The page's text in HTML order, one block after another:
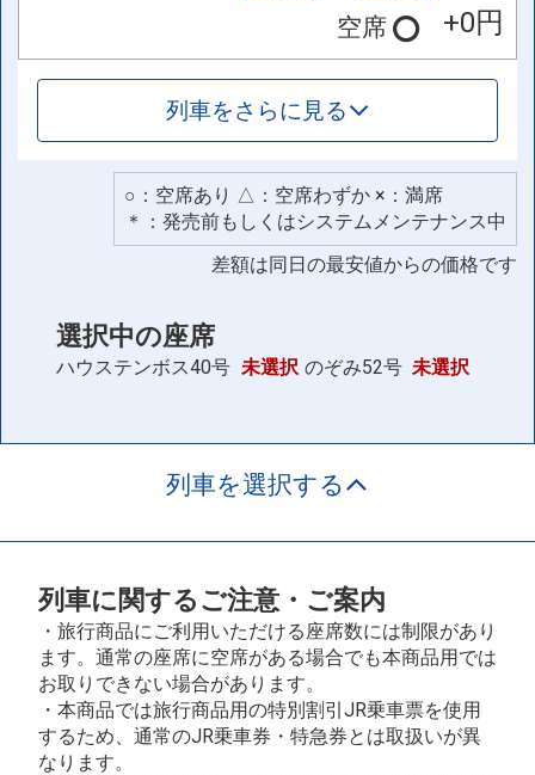
空席
+0円
列車をさらに見る
○：空席あり △：空席わずか ×：満席
＊：発売前もしくはシステムメンテナンス中
差額は同日の最安値からの価格です
選択中の座席
ハウステンボス40号 未選択 のぞみ52号 未選択
列車を選択する
列車に関するご注意・ご案内
・旅行商品にご利用いただける座席数には制限があり
ます。通常の座席に空席がある場合でも本商品用では
お取りできない場合があります。
・本商品では旅行商品用の特別割引JR乗車票を使用
するため、通常のJR乗車券・特急券とは取扱いが異
なります。